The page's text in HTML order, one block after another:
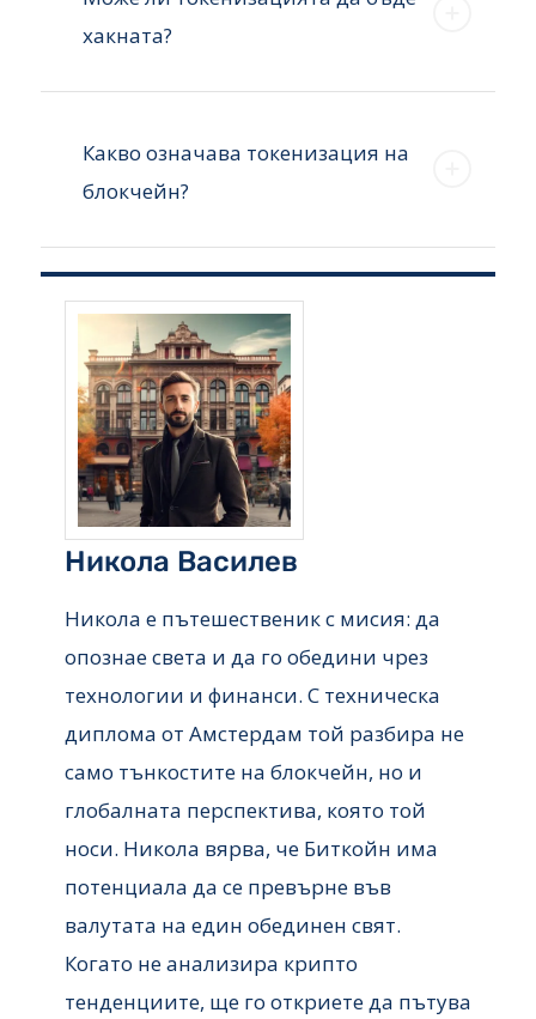
хакната?
Какво означава токенизация на
блокчейн?
Никола Василев
Никола е пътешественик с мисия: да
опознае света и да го обедини чрез
технологии и финанси. С техническа
диплома от Амстердам той разбира не
само тънкостите на блокчейн, но и
глобалната перспектива, която той
носи. Никола вярва, че Биткойн има
потенциала да се превърне във
валутата на един обединен свят.
Когато не анализира крипто
тенденциите, ще го откриете да пътува